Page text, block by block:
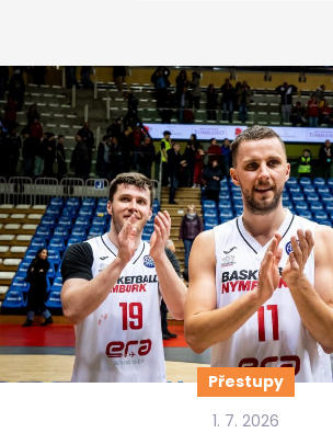
Přestupy
1. 7. 2026